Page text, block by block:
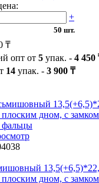
+
50 шт.
₸
опт от 5 упак. - 4 450
14 упак. - 3 900 ₸
дном, с